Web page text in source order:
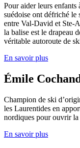
Pour aider leurs enfants
suédoise ont défriché
entre Val-David et Ste-
la balise est le drapeau
véritable autoroute de
En savoir plus
Émile
Champion de ski
les Laurentides en
nordiques pour ouvrir
En savoir plus